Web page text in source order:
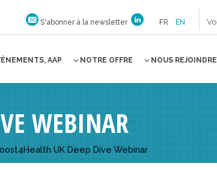
S'abonner à la newsletter FR EN
AAP NOTRE OFFRE NOUS REJOINDRE
WEBINAR
UK Deep Dive Webinar